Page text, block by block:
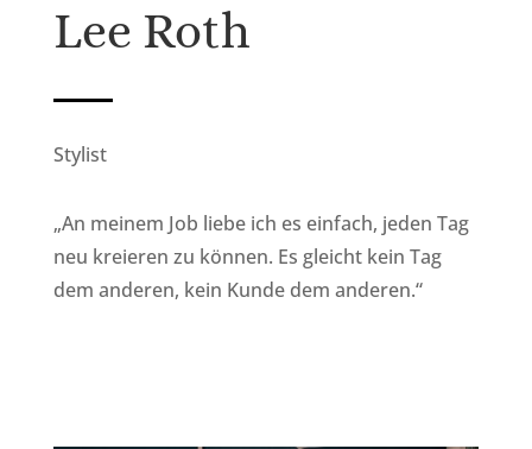
Lee Roth
Stylist
„An meinem Job liebe ich es einfach, jeden Tag
neu kreieren zu können. Es gleicht kein Tag
dem anderen, kein Kunde dem anderen.“